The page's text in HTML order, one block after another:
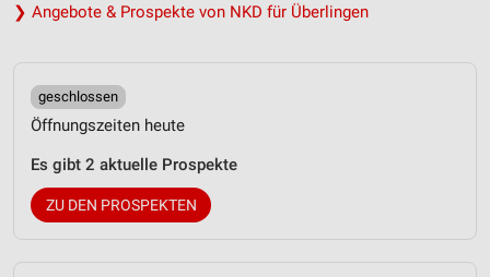
❯ Angebote & Prospekte von NKD für Überlingen
geschlossen
Öffnungszeiten heute
Es gibt 2 aktuelle Prospekte
ZU DEN PROSPEKTEN